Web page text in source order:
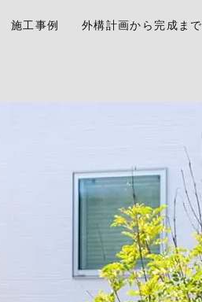
施工事例 外構計画から完成まで